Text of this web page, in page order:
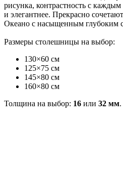
рисунка, контрастность с
и элегантнее. Прекрасно
Океано с насыщенным глубоким
Размеры столешницы на выбор:
130×60 см
125×75 см
145×80 см
160×80 см
Толщина на выбор: 16 или 32 мм.